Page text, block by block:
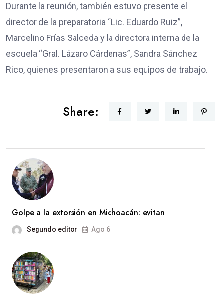
Durante la reunión, también estuvo presente el
director de la preparatoria “Lic. Eduardo Ruiz”,
Marcelino Frías Salceda y la directora interna de la
escuela “Gral. Lázaro Cárdenas”, Sandra Sánchez
Rico, quienes presentaron a sus equipos de trabajo.
Share:
Golpe a la extorsión en Michoacán: evitan
Segundo editor Ago 6